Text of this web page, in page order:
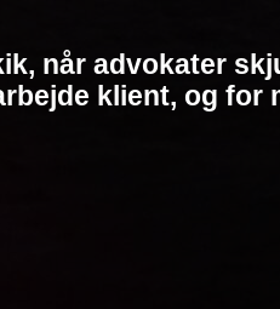
når advokater
klient, og for